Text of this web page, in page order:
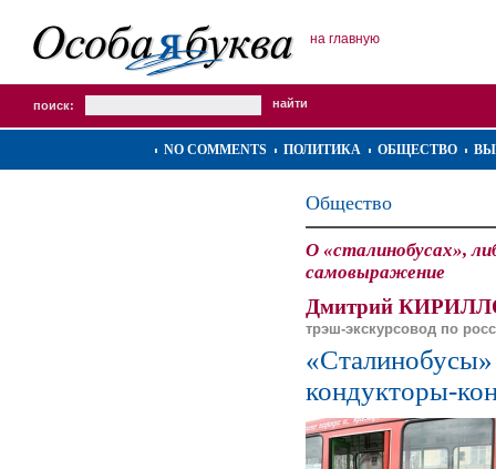
на главную
поиск:
NO COMMENTS ПОЛИТИКА ОБЩЕСТВО
Общество
О «сталинобусах»,
самовыражение
Дмитрий
трэш-экскурсовод по
кондукторы-